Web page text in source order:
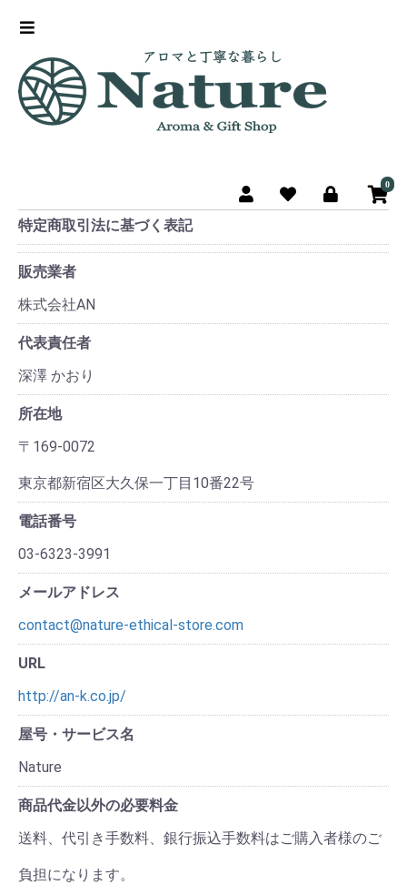
0
特定商取引法に基づく表記
販売業者
株式会社AN
代表責任者
深澤 かおり
所在地
〒169-0072
東京都新宿区大久保一丁目10番22号
電話番号
03-6323-3991
メールアドレス
contact@nature-ethical-store.com
URL
http://an-k.co.jp/
屋号・サービス名
Nature
商品代金以外の必要料金
送料、代引き手数料、銀行振込手数料はご購入者様のご
負担になります。